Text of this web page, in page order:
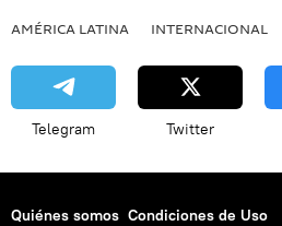
AMÉRICA LATINA INTERNACIONAL
Telegram Twitter
Quiénes somos Condiciones de Uso